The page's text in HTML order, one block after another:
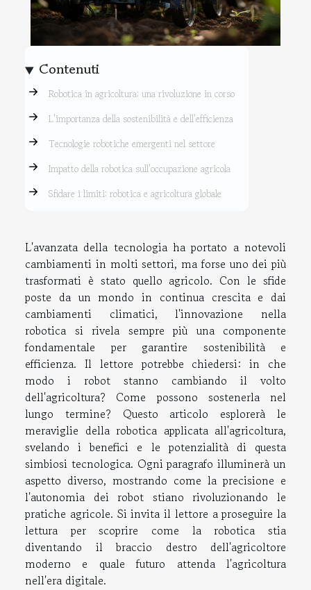
Contenuti
Robotica in agricoltura: una rivoluzione in corso
L'importanza della sostenibilità e dell'efficienza
Tecnologie robotiche emergenti nel settore
Impatto della robotica sull'occupazione agricola
Sfidare i limiti: robotica e agricoltura globale
L'avanzata della tecnologia ha portato a notevoli
cambiamenti in molti settori, ma forse uno dei più
trasformati è stato quello agricolo. Con le sfide
poste da un mondo in continua crescita e dai
cambiamenti climatici, l'innovazione nella
robotica si rivela sempre più una componente
fondamentale per garantire sostenibilità e
efficienza. Il lettore potrebbe chiedersi: in che
modo i robot stanno cambiando il volto
dell'agricoltura? Come possono sostenerla nel
lungo termine? Questo articolo esplorerà le
meraviglie della robotica applicata all'agricoltura,
svelando i benefici e le potenzialità di questa
simbiosi tecnologica. Ogni paragrafo illuminerà un
aspetto diverso, mostrando come la precisione e
l'autonomia dei robot stiano rivoluzionando le
pratiche agricole. Si invita il lettore a proseguire la
lettura per scoprire come la robotica stia
diventando il braccio destro dell'agricoltore
moderno e quale futuro attenda l'agricoltura
nell'era digitale.